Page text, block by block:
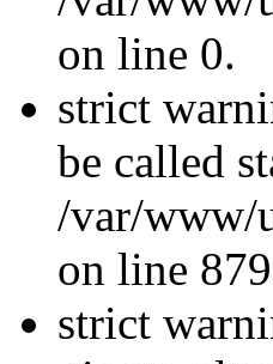
on line 0.
strict
be called
/var/www/
on line
strict